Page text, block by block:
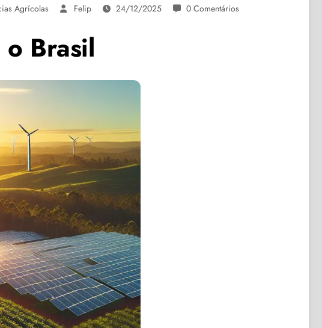
Agrícolas Felip 24/12/2025 0 Comentários
Brasil